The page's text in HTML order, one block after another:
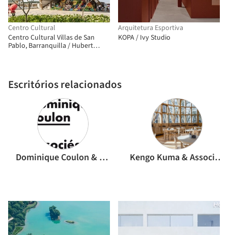
Centro Cultural
Centro Cultural Villas de San
Pablo, Barranquilla / Hubert
Escritórios relacionados
Dominique Coulon & associés Kengo Kuma & Associates
Arquitetura Esportiva
KOPA / Ivy Studio